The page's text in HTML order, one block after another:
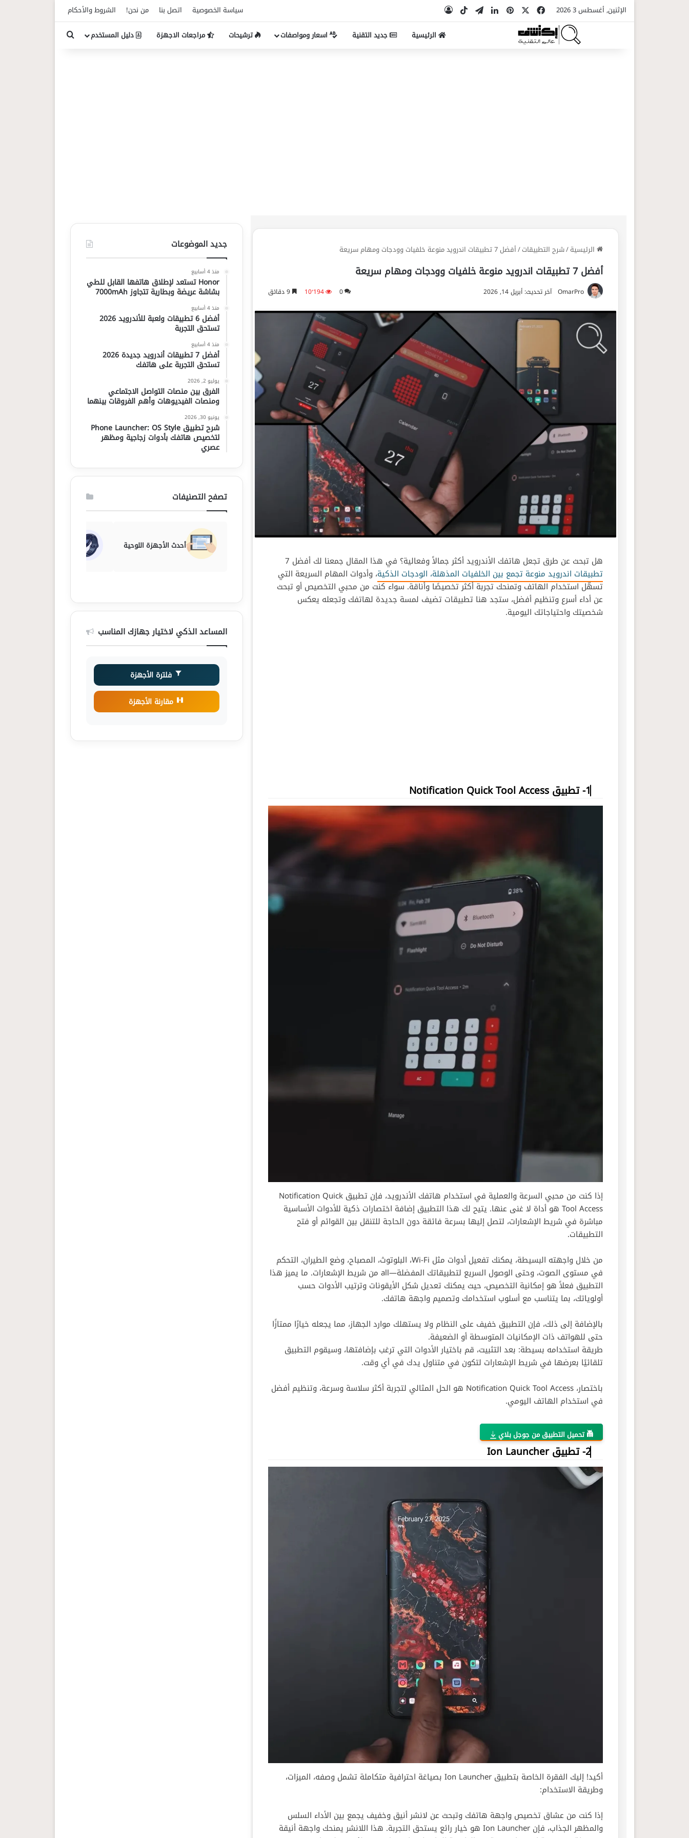
الإثنين, أغسطس 3 2026 فيسبوكبينتيريست
لينكدإنتيلقرام‫TikTokتسجيل الدخول سياسة الخصوصية اتصل بنا من نحن!
الشروط والأحكام
الرئيسية
جديد التقنية اسعار ومواصفات ترشيحات مراجعات الاجهزة دليل المستخدم بحث عن
الرئيسية/شرح التطبيقات/أفضل 7 تطبيقات اندرويد منوعة خلفيات وودجات ومهام سريعة
أفضل 7 تطبيقات اندرويد منوعة خلفيات وودجات ومهام سريعة
OmarPro آخر تحديث: أبريل 14, 2026 0 10٬194 9 دقائق
هل تبحث عن طرق تجعل هاتفك الأندرويد أكثر جمالاً وفعالية؟ في هذا المقال جمعنا لك أفضل 7
تطبيقات اندرويد منوعة تجمع بين الخلفيات المذهلة، الودجات الذكية، وأدوات المهام السريعة التي
تسهّل استخدام الهاتف وتمنحك تجربة أكثر تخصيصًا وأناقة. سواء كنت من محبي التخصيص أو تبحث
عن أداء أسرع وتنظيم أفضل، ستجد هنا تطبيقات تضيف لمسة جديدة لهاتفك وتجعله يعكس
شخصيتك واحتياجاتك اليومية.
1- تطبيق Notification Quick Tool Access
إذا كنت من محبي السرعة والعملية في استخدام هاتفك الأندرويد، فإن تطبيق Notification Quick
Tool Access هو أداة لا غنى عنها. يتيح لك هذا التطبيق إضافة اختصارات ذكية للأدوات الأساسية
مباشرة في شريط الإشعارات، لتصل إليها بسرعة فائقة دون الحاجة للتنقل بين القوائم أو فتح
التطبيقات.
من خلال واجهته البسيطة، يمكنك تفعيل أدوات مثل Wi-Fi، البلوتوث، المصباح، وضع الطيران، التحكم
في مستوى الصوت، وحتى الوصول السريع لتطبيقاتك المفضلة—all من شريط الإشعارات. ما يميز هذا
التطبيق فعلاً هو إمكانية التخصيص، حيث يمكنك تعديل شكل الأيقونات وترتيب الأدوات حسب
أولوياتك، بما يتناسب مع أسلوب استخدامك وتصميم واجهة هاتفك.
بالإضافة إلى ذلك، فإن التطبيق خفيف على النظام ولا يستهلك موارد الجهاز، مما يجعله خيارًا ممتازًا
حتى للهواتف ذات الإمكانيات المتوسطة أو الضعيفة.
طريقة استخدامه بسيطة: بعد التثبيت، قم باختيار الأدوات التي ترغب بإضافتها، وسيقوم التطبيق
تلقائيًا بعرضها في شريط الإشعارات لتكون في متناول يدك في أي وقت.
باختصار، Notification Quick Tool Access هو الحل المثالي لتجربة أكثر سلاسة وسرعة، وتنظيم أفضل
في استخدام الهاتف اليومي.
تحميل التطبيق من جوجل بلاي
2- تطبيق Ion Launcher
أكيد! إليك الفقرة الخاصة بتطبيق Ion Launcher بصياغة احترافية متكاملة تشمل وصفه، الميزات،
وطريقة الاستخدام:
إذا كنت من عشاق تخصيص واجهة هاتفك وتبحث عن لانشر أنيق وخفيف يجمع بين الأداء السلس
والمظهر الجذاب، فإن Ion Launcher هو خيار رائع يستحق التجربة. هذا اللانشر يمنحك واجهة أنيقة
جديد الموضوعات
منذ 4 أسابيع
Honor تستعد لإطلاق هاتفها القابل للطي
بشاشة عريضة وبطارية تتجاوز 7000mAh
منذ 4 أسابيع
أفضل 6 تطبيقات ولعبة للأندرويد 2026
تستحق التجربة
منذ 4 أسابيع
أفضل 7 تطبيقات أندرويد جديدة 2026
تستحق التجربة على هاتفك
يوليو 2, 2026
الفرق بين منصات التواصل الاجتماعي
ومنصات الفيديوهات وأهم الفروقات بينهما
يونيو 30, 2026
شرح تطبيق Phone Launcher: OS Style
لتخصيص هاتفك بأدوات زجاجية ومظهر
عصري
تصفح التصنيفات
أحدث الأجهزة اللوحية
المساعد الذكي لاختيار جهازك المناسب
فلترة الأجهزة
مقارنة الأجهزة